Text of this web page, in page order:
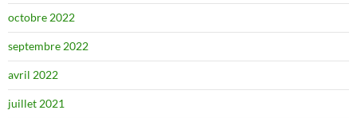
octobre 2022
septembre 2022
avril 2022
juillet 2021